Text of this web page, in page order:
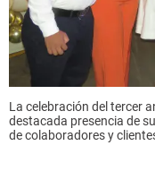
La celebración del tercer
destacada presencia de
de colaboradores y